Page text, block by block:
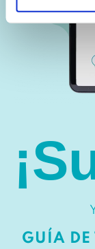
GUÍA DE